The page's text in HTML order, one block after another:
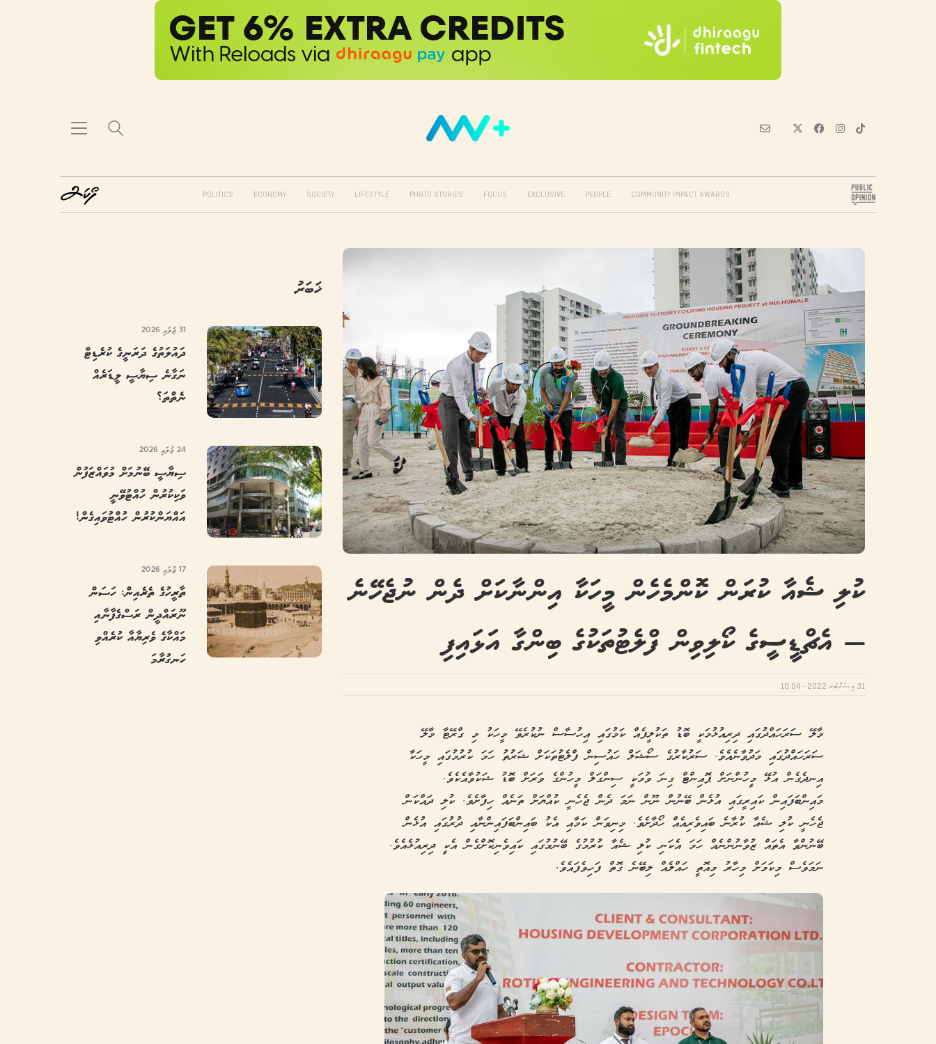
POLITICS ECONOMY SOCIETY LIFESTYLE PHOTO STORIES FOCUS EXCLUSIVE PEOPLE COMMUNITY IMPACT AWARDS
ޚަބަރު
31 ޖުލައި 2026
ދައުލަތުގެ ދަރަނީގެ ކުރެޑިޓް
ނަގާނެ ސިޔާސީ ލީޑަރެއް
ނެތްތަ؟
24 ޖުލައި 2026
ސިޔާސީ ބޭނުމަށް މުވައްޒަފުން
ވަކިކުރުން ހުއްޓުވޭނީ
އައްޔަންކުރުން ހުއްޓުވައިގެން!
17 ޖުލައި 2026
ތާރީހުގެ ތެރެއިން: ހަސަން
ނޫރައްދީން ރަސްގެފާނާއި
މައްކާގެ ވެރިޔާއާ ކުރެއްވި
ހަނގުރާމަ
ކުލި ޝެއާ ކުރަން ކޮންމެހެން މީހަކާ އިންނާކަށް ދެން ނުޖެހޭނެ
— އެޗްޑީސީގެ ކޯލިވިން ފްލެޓުތަކުގެ ބިންގާ އަޅައިފި
31 ޑިސެމްބަރ 2022 - 10:04
މާލޭ ސަރަހައްދުގައި ދިރިއުޅުމަކީ ބޮޑު ތަކުލީފެއް ކަމުގައި އިހުސާސް ނުކުރެވޭ މީހަކު މި ގްރޭޓާ މާލޭ
ސަރަހައްދުގައި މަދުވާނެއެވެ. ސަރުކާރުގެ ސޯޝަލް ހައުސިން ފްލެޓުތަކަށް ޝަރުތު ހަމަ ކުރުމުގައި މީހަކާ
އިނދެގެން އުޅޭ މީހުންނަށް ޕޮއިންޓް ގިނަ ވުމަކީ ސިންގަލް މީހުންގެ ވަރަށް ބޮޑު ޝަކުވާއެކެވެ.
މައިންބަފައިން ކައިރީގައި އުޅެން ބޭނުން ނޫން ނަމަ ދެން ޖެހެނީ ކުއްޔަށް ތަނެއް ހިފާށެވެ. ކުލި ދައްކަން
ޖެހެނީ ކުލި ޝެއާ ކުރާނެ ބައިވެރިއެއް ހޯދާށެވެ. މިނިވަން ކަމާއި އެކު ބައިންބަފައިންނާއި ދުރުގައި އުޅެން
ބޭނުންވާ އެތައް ޒުވާނުންނެއް ހަމަ އެކަނި ކުލި ޝެއާ ކުރުމުގެ ބޭނުމުގައި ކައިވެނިކޮށްގެން އެކީ ދިރިއުޅެއެވެ.
ނަމަވެސް މިކަމަށް މިހާރު މިއޮތީ ހައްލެއް ލިބޭނެ ގޮތް ފަހިވެފައެވެ.